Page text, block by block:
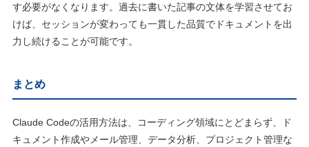
す必要がなくなります。過去に書いた記事の文体を学習させてお
けば、セッションが変わっても一貫した品質でドキュメントを出
力し続けることが可能です。
まとめ
Claude Codeの活用方法は、コーディング領域にとどまらず、ド
キュメント作成やメール管理、データ分析、プロジェクト管理な